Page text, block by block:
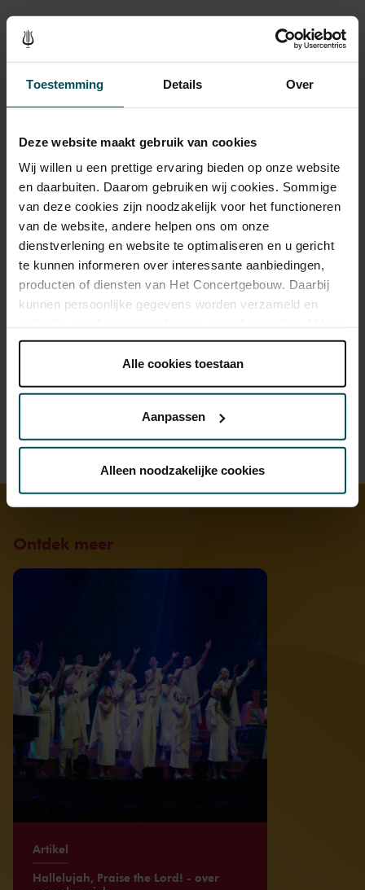
Toestemming Details Over
Deze website maakt gebruik van cookies
Wij willen u een prettige ervaring bieden op onze website
en daarbuiten. Daarom gebruiken wij cookies. Sommige
van deze cookies zijn noodzakelijk voor het functioneren
van de website, andere helpen ons om onze
dienstverlening en website te optimaliseren en u gericht
te kunnen informeren over interessante aanbiedingen,
producten of diensten van Het Concertgebouw. Daarbij
kunnen persoonlijke gegevens worden verzameld en
onder 'aanpassen' zelf welke cookies wij mogen
Lees onze cookieverklaring hier. Lees onze
Via decookieverklaringop onze website kunt u uw
kunnen ontvangen en verwerken.
Alle cookies toestaan
Aanpassen
Alleen noodzakelijke cookies
Beeld en geluid
Ontdek meer
Artikel
Hallelujah, Praise the Lord! - over